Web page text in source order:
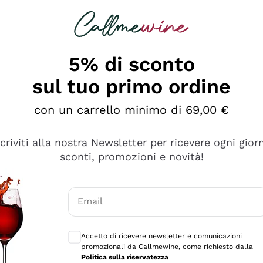
è male ma secondo me ci sono alternative che
5% di sconto
sul tuo primo ordine
con un carrello minimo di 69,00 €
alla nostra Newsletter per ricevere ogni
sconti, promozioni e novità!
Email
Accetto di ricevere newsletter e comunicazioni
promozionali da Callmewine, come richiesto dalla
Politica sulla riservatezza